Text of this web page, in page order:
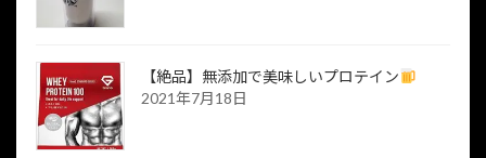
【絶品】無添加で美味しいプロテイン
2021年7月18日